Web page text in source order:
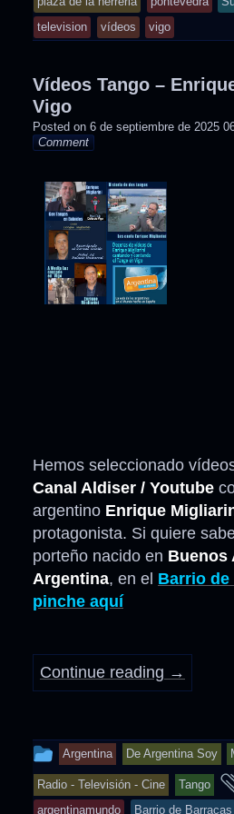
television
vídeos vigo
Vídeos Tango –
Vigo
Posted on 6 de septiembre de 2025
Comment
Hemos seleccionado
Canal Aldiser / Youtube
argentino Enrique
protagonista. Si quiere
porteño nacido en Buenos
Argentina, en el Barrio de
pinche aquí
Continue reading →
This
entry
was
Argentina De Argentina Soy
Radio - Televisión - Cine Tango
argentinamundo
Barrio de Barracas